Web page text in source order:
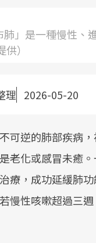
」是一種慢性、
）
理 2026-05-20
可逆的肺部疾病
老化或感冒未癒
療，成功延緩肺
慢性咳嗽超過三
政策
療院
狀況
全面
建立
化，